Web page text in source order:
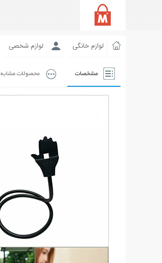
لوازم خانگی لوازم شخصی
مشخصات محصولات مشابه